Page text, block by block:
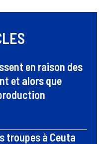
en raison des
et alors que
troupes à Ceuta